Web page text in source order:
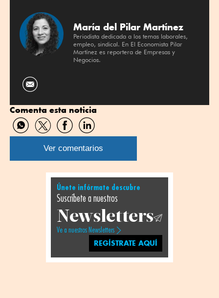
María del Pilar Martínez
Periodista dedicada a los temas laborales,
empleo, sindical. En El Economista Pilar
Martínez es reportera de Empresas y
Negocios.
Comenta esta noticia
Compartir
por
WhatsApp
Compartir
por
Twitter
Compartir
por
Facebook
Compartir
por
Linkedin
Ver comentarios
Únete infórmate descubre
Suscríbete a nuestros
Newsletters
Ve a nuestros Newsletters
REGÍSTRATE AQUÍ